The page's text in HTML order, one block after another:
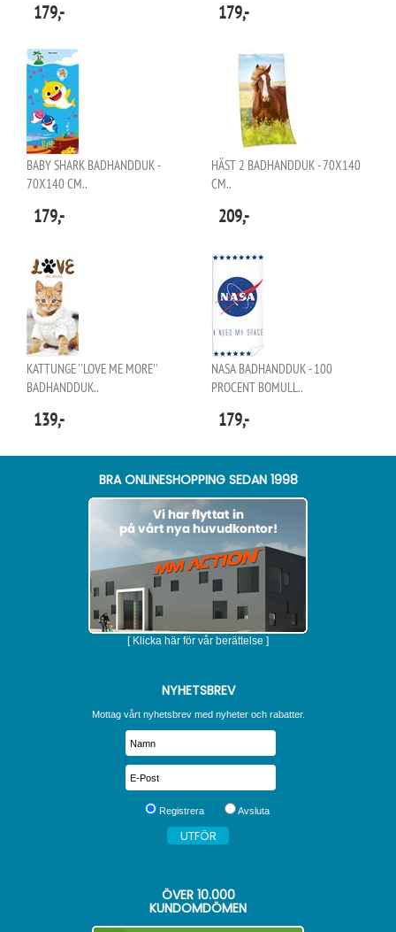
179,- 179,-
BABY SHARK BADHANDDUK -
70X140 CM..
179,-
HÄST 2 BADHANDDUK - 70X140
CM..
209,-
KATTUNGE ''LOVE ME MORE''
BADHANDDUK..
139,-
NASA BADHANDDUK - 100
PROCENT BOMULL..
179,-
BRA ONLINESHOPPING SEDAN 1998
[ Klicka här för vår berättelse ]
NYHETSBREV
Mottag vårt nyhetsbrev med nyheter och rabatter.
Registrera Avsluta
ÖVER 10.000
KUNDOMDÖMEN